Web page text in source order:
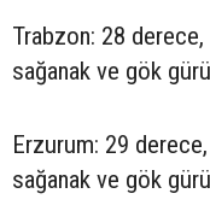
Trabzon: 28
sağanak ve gök
Erzurum: 29
sağanak ve gök